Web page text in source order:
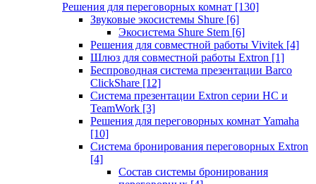
Решения для переговорных комнат [130]
Звуковые экосистемы Shure [6]
Экосистема Shure Stem [6]
Решения для совместной работы Vivitek [4]
Шлюз для совместной работы Extron [1]
Беспроводная система презентации Barco
ClickShare [12]
Система презентации Extron серии HC и
TeamWork [3]
Решения для переговорных комнат Yamaha
[10]
Система бронирования переговорных Extron
[4]
Состав системы бронирования